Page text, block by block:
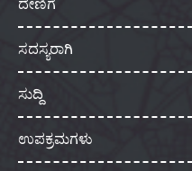
ದೇಣಿಗೆ
ಸದಸ್ಯರಾಗಿ
ಸುದ್ದಿ
ಉಪಕ್ರಮಗಳು